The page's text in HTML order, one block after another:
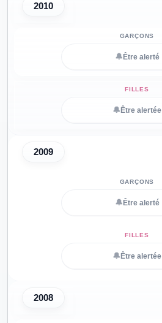
2010
🔔 Être alerté
🔔 Être alertée
2009
🔔 Être alerté
🔔 Être alertée
2008